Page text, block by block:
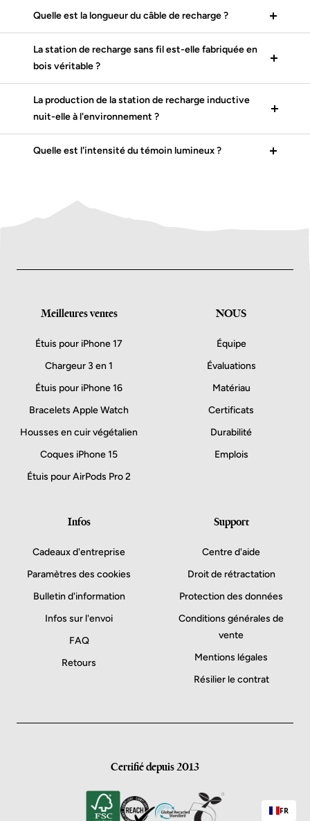
Quelle est la longueur du câble de recharge ?
La station de recharge sans fil est-elle fabriquée en
bois véritable ?
La production de la station de recharge inductive
nuit-elle à l'environnement ?
Quelle est l'intensité du témoin lumineux ?
Meilleures ventes
Étuis pour iPhone 17
Chargeur 3 en 1
Étuis pour iPhone 16
Bracelets Apple Watch
Housses en cuir végétalien
Coques iPhone 15
Étuis pour AirPods Pro 2
NOUS
Équipe
Évaluations
Matériau
Certificats
Durabilité
Emplois
Infos
Cadeaux d'entreprise
Paramètres des cookies
Bulletin d'information
Infos sur l'envoi
FAQ
Retours
Support
Centre d'aide
Droit de rétractation
Protection des données
Conditions générales de
vente
Mentions légales
Résilier le contrat
Certifié depuis 2013
FR